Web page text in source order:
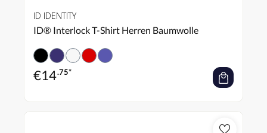
ID IDENTITY
ID® Interlock T-Shirt Herren Baumwolle
€14.75*